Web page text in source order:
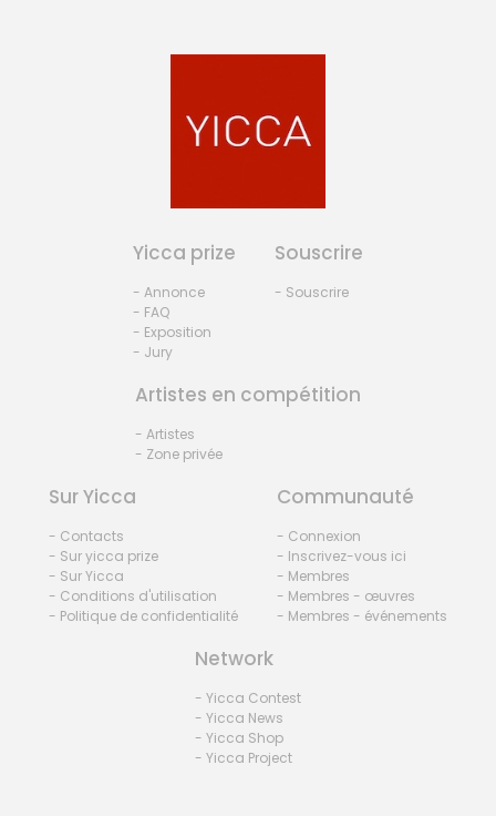
Yicca prize
- Annonce
- FAQ
- Exposition
- Jury
Souscrire
- Souscrire
Artistes en compétition
- Artistes
- Zone privée
Sur Yicca
- Contacts
- Sur yicca prize
- Sur Yicca
- Conditions d'utilisation
- Politique de confidentialité
Communauté
- Connexion
- Inscrivez-vous ici
- Membres
- Membres - œuvres
- Membres - événements
Network
- Yicca Contest
- Yicca News
- Yicca Shop
- Yicca Project